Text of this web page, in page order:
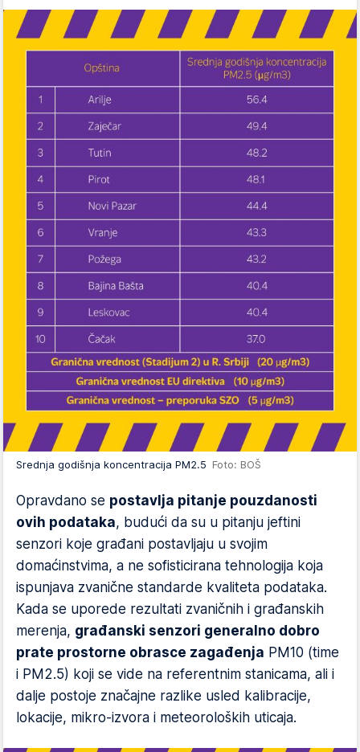
Srednja godišnja koncentracija PM2.5 Foto: BOŠ
Opravdano se postavlja pitanje pouzdanosti
ovih podataka, budući da su u pitanju jeftini
senzori koje građani postavljaju u svojim
domaćinstvima, a ne sofisticirana tehnologija koja
ispunjava zvanične standarde kvaliteta podataka.
Kada se uporede rezultati zvaničnih i građanskih
merenja, građanski senzori generalno dobro
prate prostorne obrasce zagađenja PM10 (time
i PM2.5) koji se vide na referentnim stanicama, ali i
dalje postoje značajne razlike usled kalibracije,
lokacije, mikro-izvora i meteoroloških uticaja.